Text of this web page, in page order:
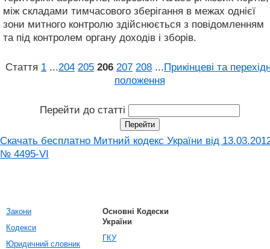
між складами тимчасового зберігання в межах однієї
зони митного контролю здійснюється з повідомленням
та під контролем органу доходів і зборів.
Стаття 1 ...204 205 206 207 208 ...Прикінцеві та
положення
Перейти до статті
Скачать бесплатно Митний кодекс України від
№ 4495-VI
Закони
Кодекси
Юридичний словник
Основні Кодески
України
ГКУ